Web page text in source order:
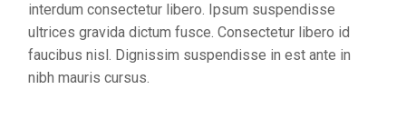
interdum consectetur libero. Ipsum suspendisse
ultrices gravida dictum fusce. Consectetur libero id
faucibus nisl. Dignissim suspendisse in est ante in
nibh mauris cursus.